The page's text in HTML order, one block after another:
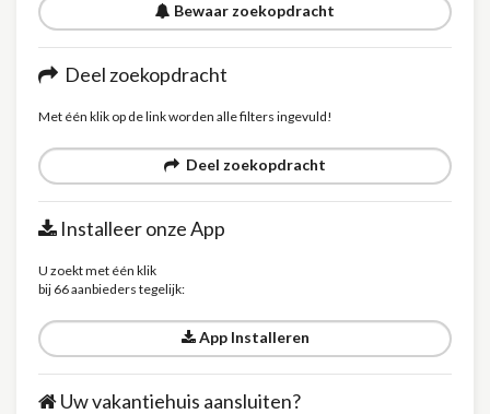
Bewaar zoekopdracht
Deel zoekopdracht
Met één klik op de link worden alle filters ingevuld!
Deel zoekopdracht
Installeer onze App
U zoekt met één klik
bij 66 aanbieders tegelijk:
App Installeren
Uw vakantiehuis aansluiten?